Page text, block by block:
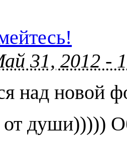
31, 2012 -
над новой
от души)))))